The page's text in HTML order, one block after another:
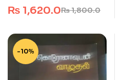
₨1,800.0
₨ 1,620.0
-10%